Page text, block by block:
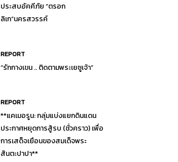
ประสบอัคคีภัย “ตรอก
ลิเก”นครสวรรค์
REPORT
“รักกางเขน .. ติดตามพระเยซูเจ้า”
REPORT
**แคเมอรูน: กลุ่มแบ่งแยกดินแดน
ประกาศหยุดการสู้รบ (ชั่วคราว) เพื่อ
การเสด็จเยือนของสมเด็จพระ
สันตะปาปา**